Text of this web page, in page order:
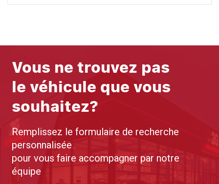
Vous ne trouvez pas
le véhicule que vous
souhaitez?
Remplissez le formulaire de recherche
personnalisée
pour vous faire accompagner par notre
équipe